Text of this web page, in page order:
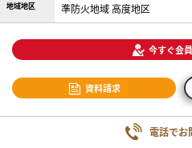
地域地区 準防火地域 高度地区
今すぐ会
資料請求
電話でお